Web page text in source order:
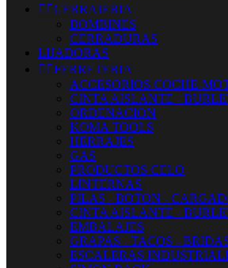
 CERRAJERIA
BOMBINES
CERRADURAS
LIJADORAS
 FERRETERIA
ACCESORIOS COCHE-
CINTA AISLANTE -
ORDENACION
KOMA TOOLS
HERRAJES
GAS
PRODUCTOS CELO
LINTERNAS
PILAS - BOTON -
CINTA AISLANTE -
EMBALAJES
GRAPAS - TACOS -
ESCALERAS